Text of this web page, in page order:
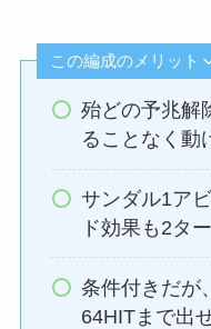
この編成のメリット
殆どの予兆解
ることなく動
サンダル1ア
ド効果も2タ
条件付きだが
64HITまで出